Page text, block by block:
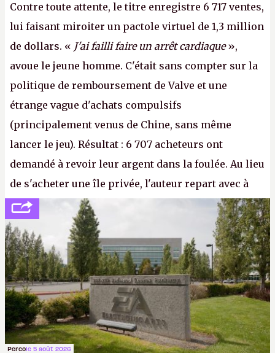
Contre toute attente, le titre enregistre 6 717 ventes,
lui faisant miroiter un pactole virtuel de 1,3 million
de dollars. « J'ai failli faire un arrêt cardiaque»,
avoue le jeune homme. C'était sans compter sur la
politique de remboursement de Valve et une
étrange vague d'achats compulsifs
(principalement venus de Chine, sans même
lancer le jeu). Résultat : 6 707 acheteurs ont
demandé à revoir leur argent dans la foulée. Au lieu
de s'acheter une île privée, l'auteur repart avec à
peine 2 000 dollars en poche. C'est toujours plus
cher payé que le temps passé à dev, mais ça
apprendra aux petits malins qu'on ne braque pas
Gabe Newell aussi facilement.P.
Percole 5 août 2026